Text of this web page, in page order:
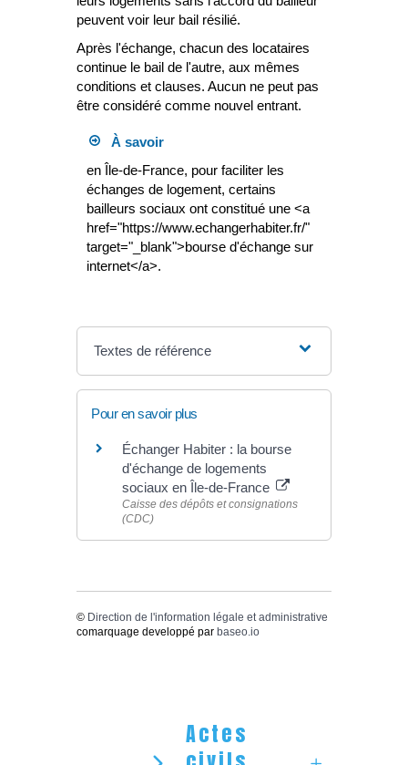
peuvent voir leur bail résilié.
Après l'échange, chacun des locataires
continue le bail de l'autre, aux mêmes
conditions et clauses. Aucun ne peut pas
être considéré comme nouvel entrant.
À savoir
en Île-de-France, pour faciliter les
échanges de logement, certains
bailleurs sociaux ont constitué une <a
href="https://www.echangerhabiter.fr/"
target="_blank">bourse d'échange sur
internet</a>.
Textes de référence
Pour en savoir plus
Échanger Habiter : la bourse
d'échange de logements
sociaux en Île-de-France
Caisse des dépôts et consignations
(CDC)
© Direction de l'information légale et administrative
comarquage developpé par baseo.io
Actes